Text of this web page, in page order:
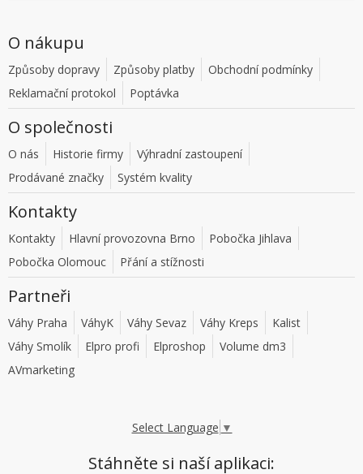
O nákupu
Způsoby dopravy Způsoby platby
Obchodní podmínky
Reklamační protokol
Poptávka
O společnosti
O nás Historie firmy
Výhradní zastoupení
Prodávané značky
Systém kvality
Kontakty
Kontakty Hlavní provozovna Brno
Pobočka Jihlava
Pobočka Olomouc
Přání a stížnosti
Partneři
Váhy Praha VáhyK Váhy Sevaz Váhy Kreps
Kalist
Váhy Smolík
Elpro profi Elproshop
Volume dm3
AVmarketing
Select Language ▼
Stáhněte si naší aplikaci: